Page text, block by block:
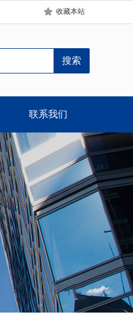
收藏本站
联系我们